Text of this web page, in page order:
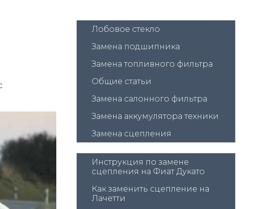
Лобовое стекло
Замена подшипника
Замена топливного фильтра
Общие статьи
Замена салонного фильтра
Замена аккумулятора техники
Замена сцепления
Инструкция по замене
сцепления на Фиат Дукато
Как заменить сцепление на
Лачетти